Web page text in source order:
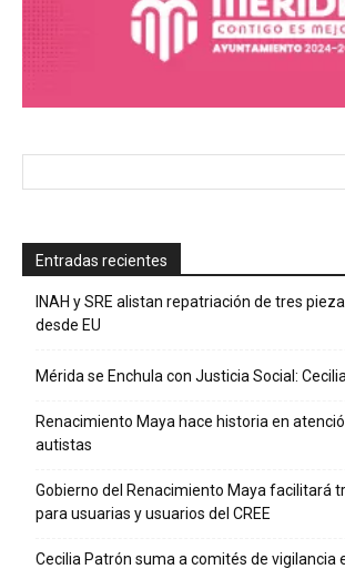
Entradas recientes
INAH y SRE alistan repatriación de tres
desde EU
Mérida se Enchula con Justicia Social:
Renacimiento Maya hace historia en
autistas
Gobierno del Renacimiento Maya facilitará
para usuarias y usuarios del CREE
Cecilia Patrón suma a comités de vigilancia